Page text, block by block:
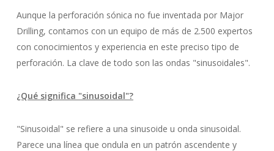
Aunque la perforación sónica no fue inventada por Major
Drilling, contamos con un equipo de más de 2.500 expertos
con conocimientos y experiencia en este preciso tipo de
perforación. La clave de todo son las ondas "sinusoidales".
¿Qué significa "sinusoidal"?
"Sinusoidal" se refiere a una sinusoide u onda sinusoidal.
Parece una línea que ondula en un patrón ascendente y